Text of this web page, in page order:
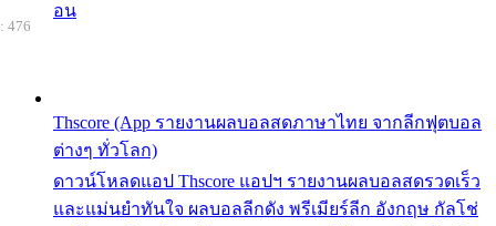
อน
Thscore (App รายงานผลบอลสดภาษาไทย จากลีกฟุตบอล
ต่างๆ ทั่วโลก)
ดาวน์โหลดแอป Thscore แอปฯ รายงานผลบอลสดรวดเร็ว
และแม่นยำทันใจ ผลบอลลีกดัง พรีเมียร์ลีก อังกฤษ กัลโช่
476